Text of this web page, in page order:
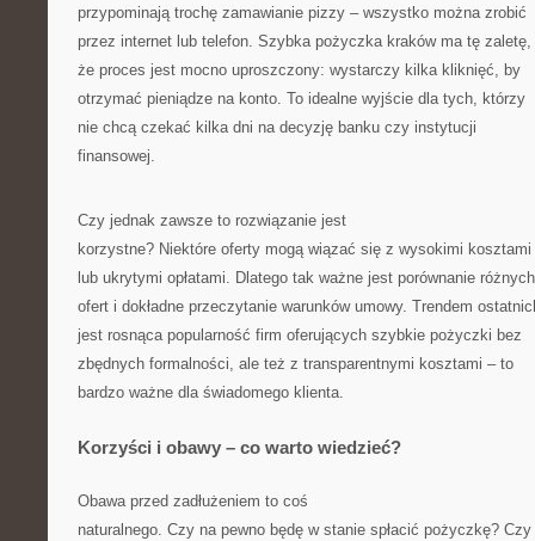
przypominają trochę zamawianie pizzy – wszystko można zrobić
przez internet lub telefon. Szybka pożyczka kraków ma tę zaletę,
że proces jest mocno uproszczony: wystarczy kilka kliknięć, by
otrzymać pieniądze na konto. To idealne wyjście dla tych, którzy
nie chcą czekać kilka dni na decyzję banku czy instytucji
finansowej.
Czy jednak zawsze to rozwiązanie jest
korzystne? Niektóre oferty mogą wiązać się z wysokimi kosztami
lub ukrytymi opłatami. Dlatego tak ważne jest porównanie różnych
ofert i dokładne przeczytanie warunków umowy. Trendem
jest rosnąca popularność firm oferujących szybkie pożyczki bez
zbędnych formalności, ale też z transparentnymi kosztami – to
bardzo ważne dla świadomego klienta.
Korzyści i obawy – co warto wiedzieć?
Obawa przed zadłużeniem to coś
naturalnego. Czy na pewno będę w stanie spłacić pożyczkę? Czy